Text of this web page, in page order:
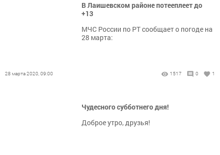
В Лаишевском районе потееплеет до
+13
МЧС России по РТ сообщает о погоде на
28 марта:
28 марта 2020, 09:00 1517 0 1
Чудесного субботнего дня!
Доброе утро, друзья!